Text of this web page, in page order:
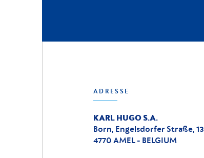
ADRESSE
KARL HUGO S.A.
Born, Engelsdorfer Straße, 13
4770 AMEL - BELGIUM